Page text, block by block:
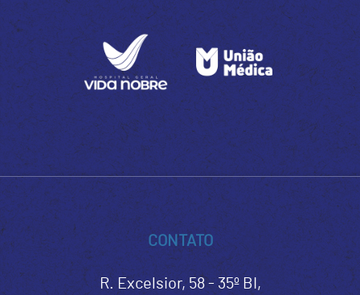
CONTATO
R. Excelsior, 58 - 35º BI,